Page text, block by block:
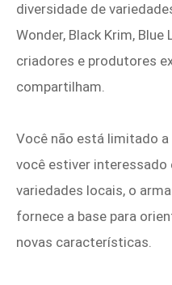
diversidade de
Wonder, Black Krim,
criadores e produtores
compartilham.
Você não está limitado
você estiver interessado
variedades locais, o
fornece a base para
novas características.